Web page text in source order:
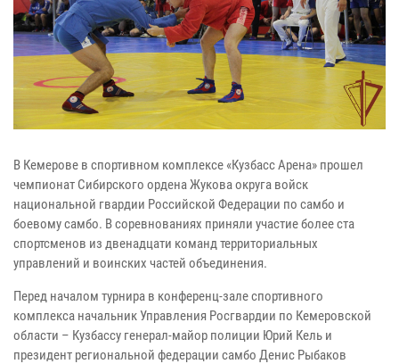
В Кемерове в спортивном комплексе «Кузбасс Арена» прошел
чемпионат Сибирского ордена Жукова округа войск
национальной гвардии Российской Федерации по самбо и
боевому самбо. В соревнованиях приняли участие более ста
спортсменов из двенадцати команд территориальных
управлений и воинских частей объединения.
Перед началом турнира в конференц-зале спортивного
комплекса начальник Управления Росгвардии по Кемеровской
области – Кузбассу генерал-майор полиции Юрий Кель и
президент региональной федерации самбо Денис Рыбаков